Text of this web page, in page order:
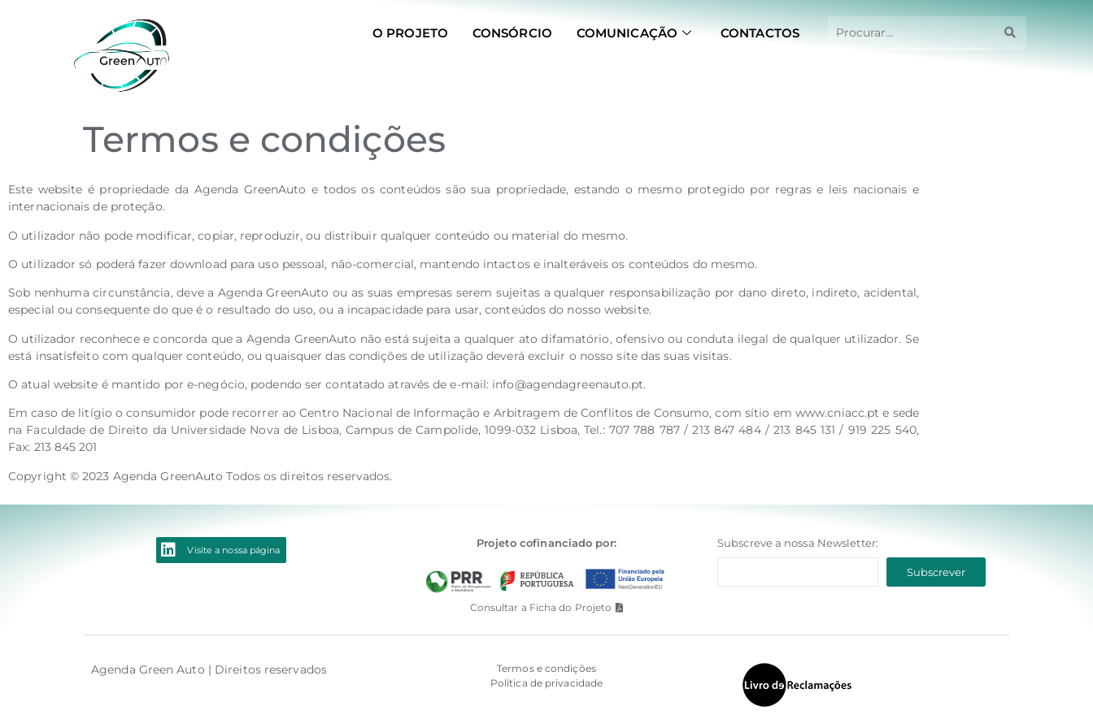
O PROJETO CONSÓRCIO COMUNICAÇÃO CONTACTOS
Termos e condições
Este website é propriedade da Agenda GreenAuto e todos os conteúdos são sua propriedade, estando o mesmo protegido por regras e leis nacionais e
internacionais de proteção.
O utilizador não pode modificar, copiar, reproduzir, ou distribuir qualquer conteúdo ou material do mesmo.
O utilizador só poderá fazer download para uso pessoal, não-comercial, mantendo intactos e inalteráveis os conteúdos do mesmo.
Sob nenhuma circunstância, deve a Agenda GreenAuto ou as suas empresas serem sujeitas a qualquer responsabilização por dano direto, indireto, acidental,
especial ou consequente do que é o resultado do uso, ou a incapacidade para usar, conteúdos do nosso website.
O utilizador reconhece e concorda que a Agenda GreenAuto não está sujeita a qualquer ato difamatório, ofensivo ou conduta ilegal de qualquer utilizador. Se
está insatisfeito com qualquer conteúdo, ou quaisquer das condições de utilização deverá excluir o nosso site das suas visitas.
O atual website é mantido por e-negócio, podendo ser contatado através de e-mail: info@agendagreenauto.pt.
Em caso de litígio o consumidor pode recorrer ao Centro Nacional de Informação e Arbitragem de Conflitos de Consumo, com sítio em www.cniacc.pt e sede
na Faculdade de Direito da Universidade Nova de Lisboa, Campus de Campolide, 1099-032 Lisboa, Tel.: 707 788 787 / 213 847 484 / 213 845 131 / 919 225 540,
Fax: 213 845 201
Copyright © 2023 Agenda GreenAuto Todos os direitos reservados.
Visite a nossa página
Projeto cofinanciado por:
Consultar a Ficha do Projeto
Subscreve a nossa Newsletter:
Agenda Green Auto | Direitos reservados
Termos e condições
Política de privacidade